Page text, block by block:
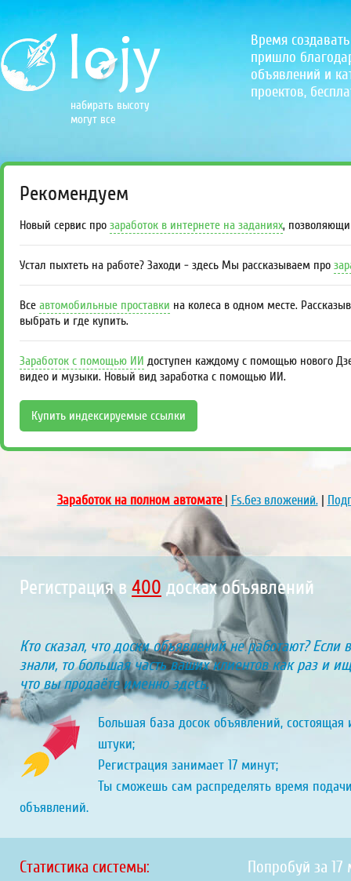
набирать высоту
могут все
Время
пришло
объявлений и
проектов,
Рекомендуем
Новый сервис про заработок в интернете на заданиях,
Устал пыхтеть на работе? Заходи - здесь Мы рассказываем про
Все автомобильные проставки на колеса в одном месте.
выбрать и где купить.
Заработок с помощью ИИ доступен каждому с помощью нового
видео и музыки. Новый вид заработка с помощью ИИ.
Купить индексируемые ссылки
Заработок на полном автомате| Fs.без вложений.|
Регистрация в 448досках объявлений
Кто сказал, что доски объявлений не работают? Если
знали, то большая часть ваших клиентов как раз и
что вы продаёте именно здесь.
Большая база досок объявлений, состоящая
штуки;
Регистрация занимает 17 минут;
Ты сможешь сам распределять время
объявлений.
Статистика системы: Попробуй за 17